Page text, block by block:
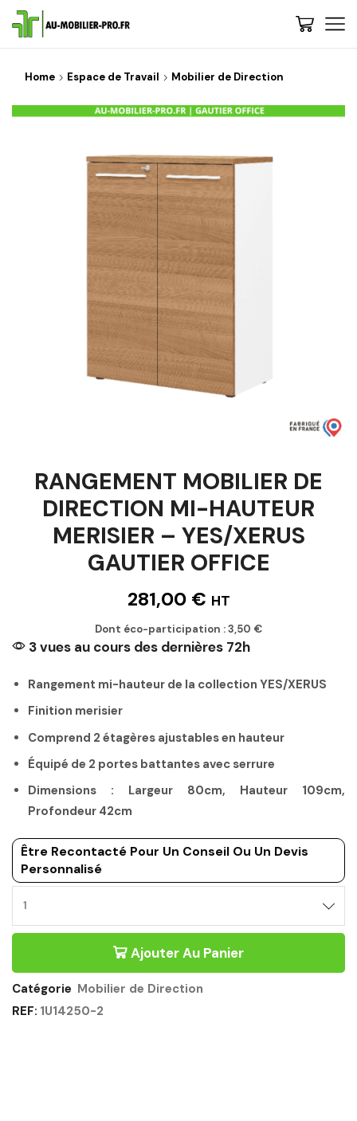
Home Espace de Travail Mobilier de Direction
RANGEMENT MOBILIER DE
DIRECTION MI-HAUTEUR
MERISIER – YES/XERUS
GAUTIER OFFICE
281,00 € HT
Dont éco-participation :3,50 €
3 vues au cours des dernières 72h
Rangement mi-hauteur de la collection YES/XERUS
Finition merisier
Comprend 2 étagères ajustables en hauteur
Équipé de 2 portes battantes avec serrure
Dimensions : Largeur 80cm, Hauteur 109cm,
Profondeur 42cm
Être Recontacté Pour Un Conseil Ou Un Devis
Personnalisé
Ajouter Au Panier
Catégorie Mobilier de Direction
REF: 1U14250-2